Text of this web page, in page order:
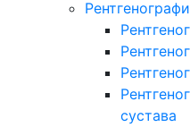
сустава